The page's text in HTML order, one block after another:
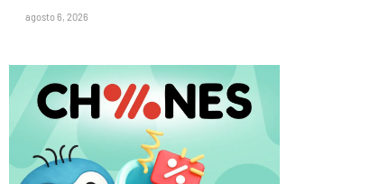
agosto 6, 2026